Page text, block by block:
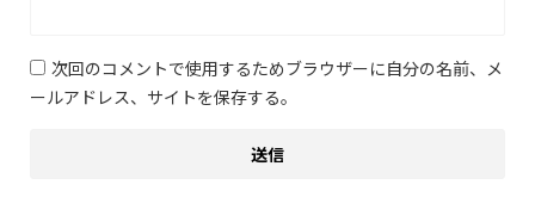
次回のコメントで使用するためブラウザーに自分の名前、メ
ールアドレス、サイトを保存する。